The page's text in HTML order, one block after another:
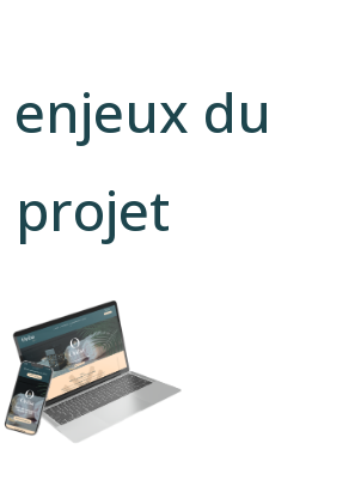
enjeux du
projet